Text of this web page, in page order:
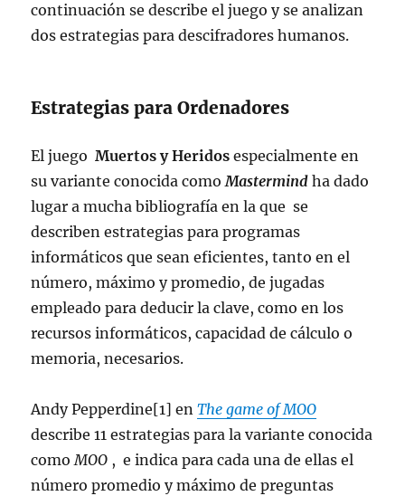
continuación se describe el juego y se analizan
dos estrategias para descifradores humanos.
Estrategias para Ordenadores
El juegoMuertos y Heridos especialmente en
su variante conocida comoMastermind ha dado
lugar a mucha bibliografía en la que se
describen estrategias para programas
informáticos que sean eficientes, tanto en el
número, máximo y promedio, de jugadas
empleado para deducir la clave, como en los
recursos informáticos, capacidad de cálculo o
memoria, necesarios.
Andy Pepperdine[1] enThe game of MOO
describe 11 estrategias para la variante conocida
comoMOO , e indica para cada una de ellas el
número promedio y máximo de preguntas